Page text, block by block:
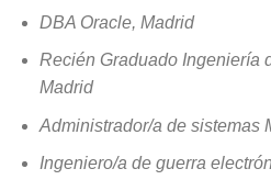
DBA Oracle, Madrid
Recién Graduado Ingeniería
Madrid
Administrador/a de sistemas
Ingeniero/a de guerra